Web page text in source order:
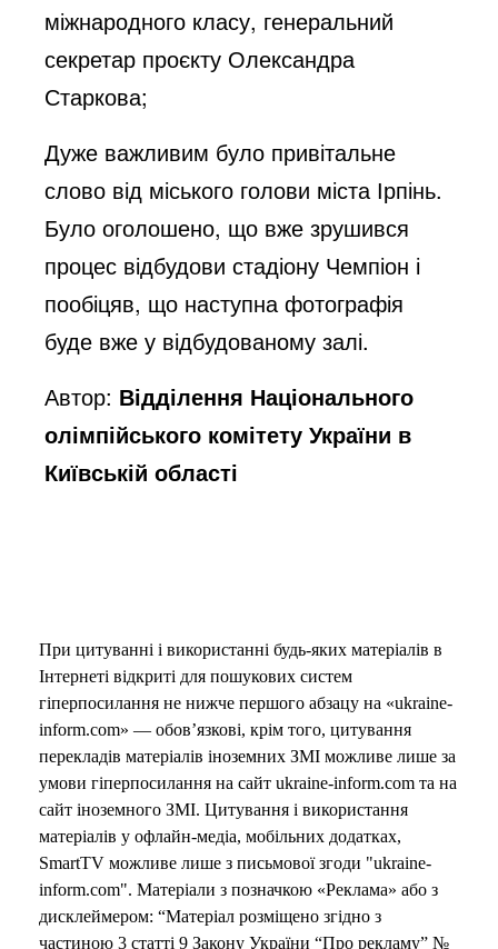
міжнародного класу, генеральний
секретар проєкту Олександра
Старкова;
Дуже важливим було привітальне
слово від міського голови міста Ірпінь.
Було оголошено, що вже зрушився
процес відбудови стадіону Чемпіон і
пообіцяв, що наступна фотографія
буде вже у відбудованому залі.
Автор: Відділення Національного
олімпійського комітету України в
Київській області
При цитуванні і використанні будь-яких матеріалів в
Інтернеті відкриті для пошукових систем
гіперпосилання не нижче першого абзацу на «ukraine-
inform.com» — обов’язкові, крім того, цитування
перекладів матеріалів іноземних ЗМІ можливе лише за
умови гіперпосилання на сайт ukraine-inform.com та на
сайт іноземного ЗМІ. Цитування і використання
матеріалів у офлайн-медіа, мобільних додатках,
SmartTV можливе лише з письмової згоди "ukraine-
inform.com". Матеріали з позначкою «Реклама» або з
дисклеймером: “Матеріал розміщено згідно з
частиною 3 статті 9 Закону України “Про рекламу” №